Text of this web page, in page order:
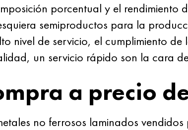
porcentual y el rendimiento
semiproductos para la
nivel de servicio, el cumplimiento
un servicio rápido son la cara
a precio
no ferrosos laminados